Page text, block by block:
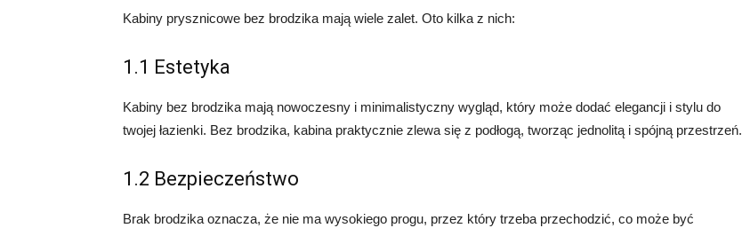
Kabiny prysznicowe bez brodzika mają wiele zalet. Oto kilka z nich:
1.1 Estetyka
Kabiny bez brodzika mają nowoczesny i minimalistyczny wygląd, który może dodać elegancji i stylu do
twojej łazienki. Bez brodzika, kabina praktycznie zlewa się z podłogą, tworząc jednolitą i spójną przestrzeń.
1.2 Bezpieczeństwo
Brak brodzika oznacza, że nie ma wysokiego progu, przez który trzeba przechodzić, co może być